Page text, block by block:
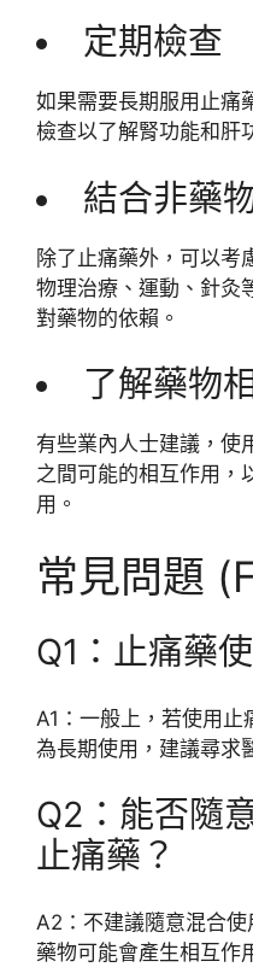
定期檢查
如果需要長期服用止痛
檢查以了解腎功能和肝
結合非藥
除了止痛藥外，可以考
物理治療、運動、針灸
對藥物的依賴。
了解藥物
有些業內人士建議，使
之間可能的相互作用，
用。
常見問題
Q1：止痛藥
A1：一般上，若使用
為長期使用，建議尋求
Q2：能否隨
止痛藥？
A2：不建議隨意混合
藥物可能會產生相互作